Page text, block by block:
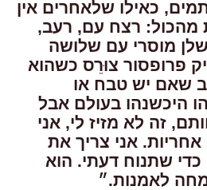
כאילו שלאחרים אין
רצח עם, רעב,
מוסרי עם שלושה
פרופסור צוּרֵס כשהוא
שאם יש טבח או
היכשנהו בעולם אבל
זה לא מזיז לי, אני
אני צריך את
שתנוח דעתי. הוא
לאמנות.״